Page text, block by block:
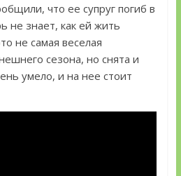
что ее супруг погиб в
не знает, как ей жить
не самая веселая
сезона, но снята и
умело, и на нее стоит